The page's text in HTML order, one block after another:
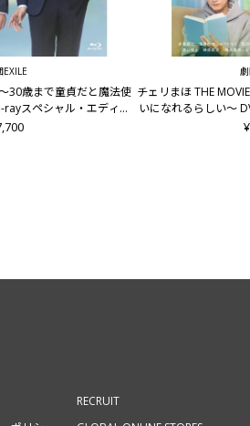
EXILE
30歳まで童貞だと魔法使
スペシャル・エディシ
ン
チェリまほ THE
いになれるらしい～
RECRUIT